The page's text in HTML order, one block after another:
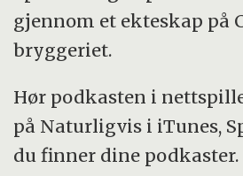
gjennom et ekteskap på
bryggeriet.
Hør podkasten i
på Naturligvis i iTunes,
du finner dine podkaster.